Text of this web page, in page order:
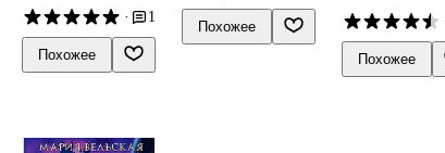
·
1
Похожее
Похожее
Похожее